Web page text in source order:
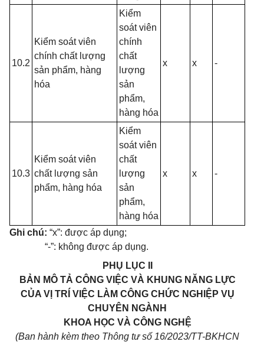
10.2
Kiểm soát viên
chính chất lượng
sản phẩm, hàng
hóa
Kiểm
soát viên
chính
chất
lượng
sản
phẩm,
hàng hóa
x x -
10.3
Kiểm soát viên
chất lượng sản
phẩm, hàng hóa
Kiểm
soát viên
chất
lượng
sản
phẩm,
hàng hóa
x x -
Ghi chú: “x”: được áp dụng;
“-”: không được áp dụng.
PHỤ LỤC II
BẢN MÔ TẢ CÔNG VIỆC VÀ KHUNG NĂNG LỰC
CỦA VỊ TRÍ VIỆC LÀM CÔNG CHỨC NGHIỆP VỤ
CHUYÊN NGÀNH
KHOA HỌC VÀ CÔNG NGHỆ
(Ban hành kèm theo Thông tư số 16/2023/TT-BKHCN